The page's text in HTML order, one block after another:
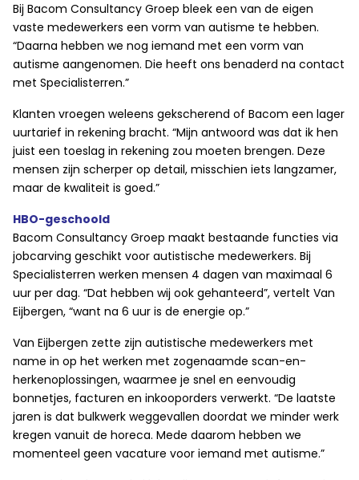
Bij Bacom Consultancy Groep bleek een van de eigen
vaste medewerkers een vorm van autisme te hebben.
“Daarna hebben we nog iemand met een vorm van
autisme aangenomen. Die heeft ons benaderd na contact
met Specialisterren.”
Klanten vroegen weleens gekscherend of Bacom een lager
uurtarief in rekening bracht. “Mijn antwoord was dat ik hen
juist een toeslag in rekening zou moeten brengen. Deze
mensen zijn scherper op detail, misschien iets langzamer,
maar de kwaliteit is goed.”
HBO-geschoold
Bacom Consultancy Groep maakt bestaande functies via
jobcarving geschikt voor autistische medewerkers. Bij
Specialisterren werken mensen 4 dagen van maximaal 6
uur per dag. “Dat hebben wij ook gehanteerd”, vertelt Van
Eijbergen, “want na 6 uur is de energie op.”
Van Eijbergen zette zijn autistische medewerkers met
name in op het werken met zogenaamde scan-en-
herkenoplossingen, waarmee je snel en eenvoudig
bonnetjes, facturen en inkooporders verwerkt. “De laatste
jaren is dat bulkwerk weggevallen doordat we minder werk
kregen vanuit de horeca. Mede daarom hebben we
momenteel geen vacature voor iemand met autisme.”